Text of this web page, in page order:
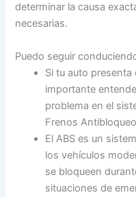
determinar la causa
necesarias.
Puedo seguir
Si tu auto presenta
importante
problema en el
Frenos
El ABS es un
los vehículos
se bloqueen
situaciones de